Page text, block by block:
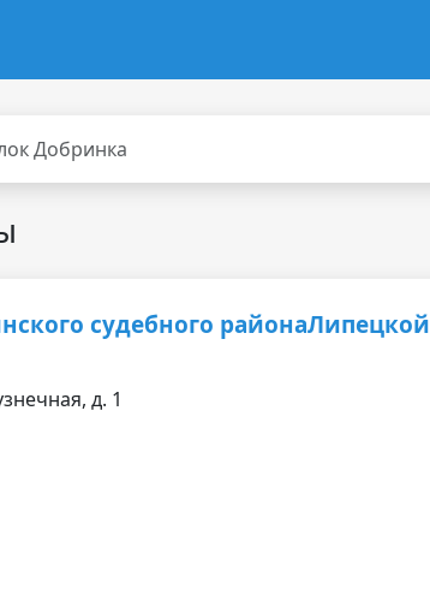
Добринка
судебного районаЛипецкой
д. 1